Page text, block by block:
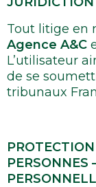
Tout litige en
Agence A&C
L’utilisateur
de se
tribunaux
PERSONNES